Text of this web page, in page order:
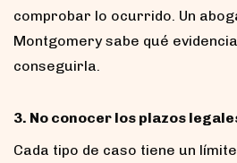
comprobar lo ocurrido. Un
Montgomery sabe qué
conseguirla.
3. No conocer los plazos
Cada tipo de caso tiene un